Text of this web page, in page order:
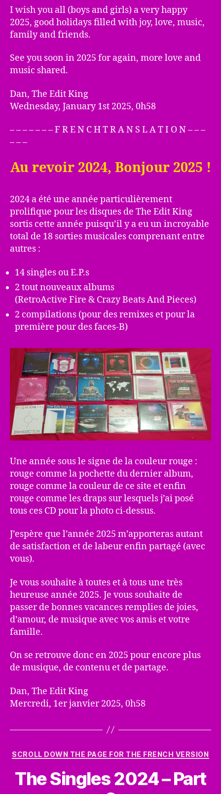
I wish you all (boys and girls) a very happy
2025, good holidays filled with joy, love, music,
family and friends.
See you soon in 2025 for again, more love and
music shared.
Dan, The Edit King
Wednesday, January 1st 2025, 0h58
– – – – – – – F R E N C H T R A N S L A T I O N – – –
– – –
Au revoir 2024, Bonjour 2025 !
2024 a été une année particulièrement
prolifique pour les disques de The Edit King
sortis cette année puisqu’il y a eu un incroyable
total de 18 sorties musicales comprenant entre
autres :
14 singles ou E.P.s
2 tout nouveaux albums
(RetroActive Fire & Crazy Beats And Pieces)
2 compilations (pour des remixes et pour la
première pour des faces-B)
Une année sous le signe de la couleur rouge :
rouge comme la pochette du dernier album,
rouge comme la couleur de ce site et enfin
rouge comme les draps sur lesquels j’ai posé
tous ces CD pour la photo ci-dessus.
J’espère que l’année 2025 m’apporteras autant
de satisfaction et de labeur enfin partagé (avec
vous).
Je vous souhaite à toutes et à tous une très
heureuse année 2025. Je vous souhaite de
passer de bonnes vacances remplies de joies,
d’amour, de musique avec vos amis et votre
famille.
On se retrouve donc en 2025 pour encore plus
de musique, de contenu et de partage.
Dan, The Edit King
Mercredi, 1er janvier 2025, 0h58
Catégories
SCROLL DOWN THE PAGE FOR THE FRENCH VERSION
The Singles 2024 – Part